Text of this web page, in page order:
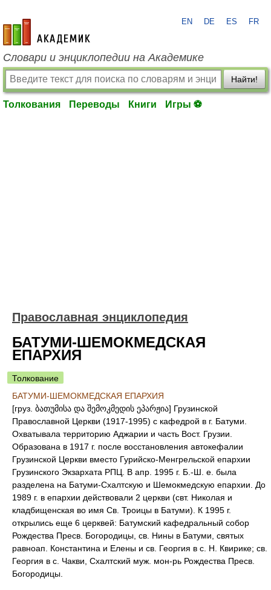
academic.ru
EN DE ES FR
Словари и энциклопедии на Академике
Найти!
Толкования Переводы Книги Игры ⚽
Православная энциклопедия
БАТУМИ-ШЕМОКМЕДСКАЯ
ЕПАРХИЯ
Толкование
БАТУМИ-ШЕМОКМЕДСКАЯ ЕПАРХИЯ
[груз. ბათუმისა და შემოკმედის ეპარჟია] Грузинской
Православной Церкви (1917-1995) с кафедрой в г. Батуми.
Охватывала территорию Аджарии и часть Вост. Грузии.
Образована в 1917 г. после восстановления автокефалии
Грузинской Церкви вместо Гурийско-Менгрельской епархии
Грузинского Экзархата РПЦ. В апр. 1995 г. Б.-Ш. е. была
разделена на Батуми-Схалтскую и Шемокмедскую епархии. До
1989 г. в епархии действовали 2 церкви (свт. Николая и
кладбищенская во имя Св. Троицы в Батуми). К 1995 г.
открылись еще 6 церквей: Батумский кафедральный собор
Рождества Пресв. Богородицы, св. Нины в Батуми, святых
равноап. Константина и Елены и св. Георгия в с. Н. Квирике; св.
Георгия в с. Чакви, Схалтский муж. мон-рь Рождества Пресв.
Богородицы.